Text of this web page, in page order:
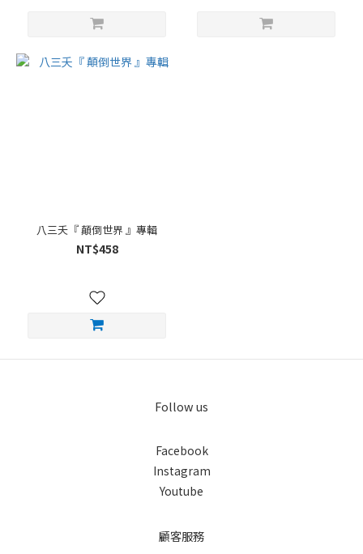
八三夭『 顛倒世界 』專輯
NT$458
Follow us
Facebook
Instagram
Youtube
顧客服務